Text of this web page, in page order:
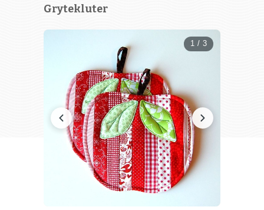
Grytekluter
1 / 3